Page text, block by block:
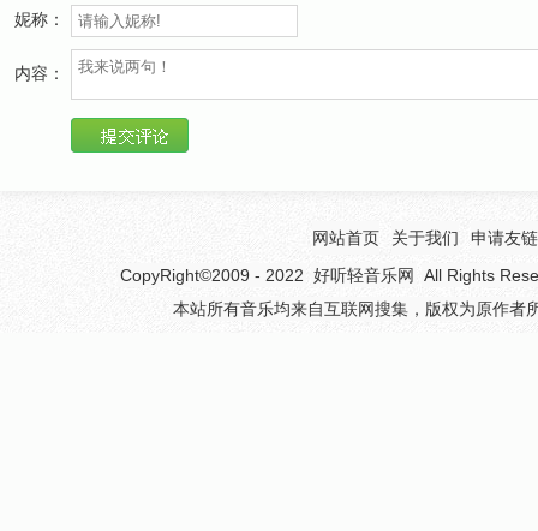
ég lamdi eins fast og ég get
með nefinu mínu
hoppípolla
í engum stígvélum
og ég fæ blóðnasir
妮称：
内容：
网站首页 关于我们
申请友链
CopyRight©2009 - 2022 好听轻音乐网
All Rights
本站所有音乐均来自互联网搜集，版权为原作者